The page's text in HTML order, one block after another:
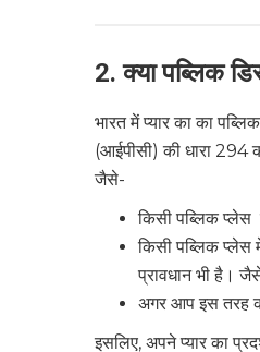
2. क्या पब्लिक
भारत में प्यार का का
(आईपीसी) की धारा 294
जैसे-
किसी पब्लिक
किसी पब्लिक प्लेस
प्रावधान भी है।
अगर आप इस तरह
इसलिए, अपने प्यार का